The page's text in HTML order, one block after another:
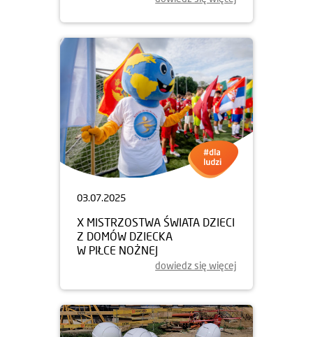
03.07.2025
X MISTRZOSTWA ŚWIATA DZIECI
Z DOMÓW DZIECKA
W PIŁCE NOŻNEJ
dowiedz się więcej